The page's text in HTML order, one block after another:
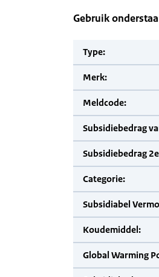
Gebruik
Type:
Merk:
Meldcode:
Subsidiebedrag
Subsidiebedrag
Categorie:
Subsidiabel
Koudemiddel:
Global Warming